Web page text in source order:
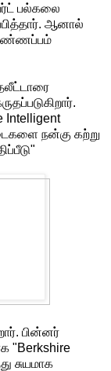
பல்கலை
ஆனால்
Intelligent
நன்கு கற்று
பின்னர்
"Berkshire
சுயமாக